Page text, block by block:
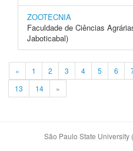
ZOOTECNIA
Faculdade de Ciências
Jaboticabal)
« 1 2 3 4 5 6
13
14 »
São Paulo State University